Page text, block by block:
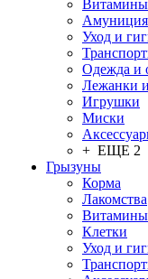
Витамины
Амуниция
Уход и
Одежда и
Лежанки
Игрушки
Миски
+ ЕЩЕ 2
Грызуны
Корма
Лакомства
Витамины
Клетки
Уход и